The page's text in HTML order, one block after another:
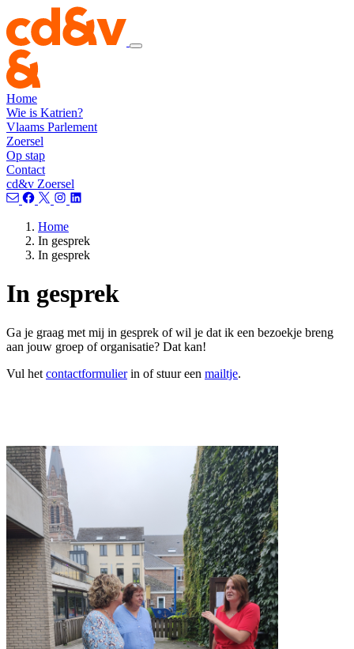
Home
Wie is Katrien?
Vlaams Parlement
Zoersel
Op stap
Contact
cd&v Zoersel
Home
In gesprek
In gesprek
In gesprek
Ga je graag met mij in gesprek of wil je dat ik een bezoekje breng
aan jouw groep of organisatie? Dat kan!
Vul het contactformulierin of stuur een mailtje.